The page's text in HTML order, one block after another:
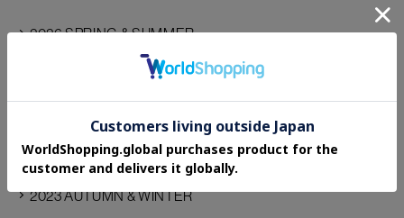
2026 SPRING & SUMMER
2025 AUTUMN & WINTER
2025 SPRING & SUMMER
2024 AUTUMN & WINTER
2024 SPRING & SUMMER
2023 AUTUMN & WINTER